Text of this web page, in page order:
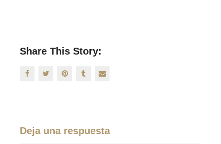
Share This Story:
Deja una respuesta